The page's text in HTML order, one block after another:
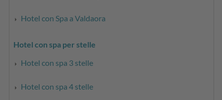
Hotel con Spa a Valdaora
Hotel con spa per stelle
Hotel con spa 3 stelle
Hotel con spa 4 stelle